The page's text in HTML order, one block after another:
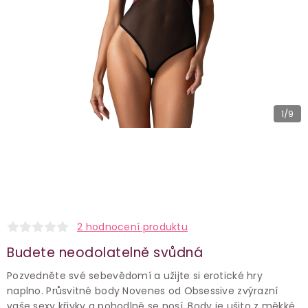
1/9
2 hodnocení produktu
Budete neodolatelně svůdná
Pozvedněte své sebevědomí a užijte si erotické hry
naplno. Průsvitné body Novenes od Obsessive zvýrazní